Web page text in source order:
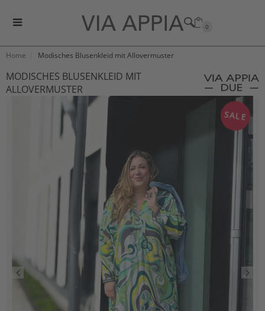
0
Home Modisches Blusenkleid mit Allovermuster
MODISCHES BLUSENKLEID MIT
ALLOVERMUSTER
SALE